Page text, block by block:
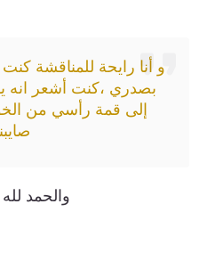
و أنا رايحة للمناقشة
بصدري ،كنت أشعر
إلى قمة رأسي من
والحمد لله